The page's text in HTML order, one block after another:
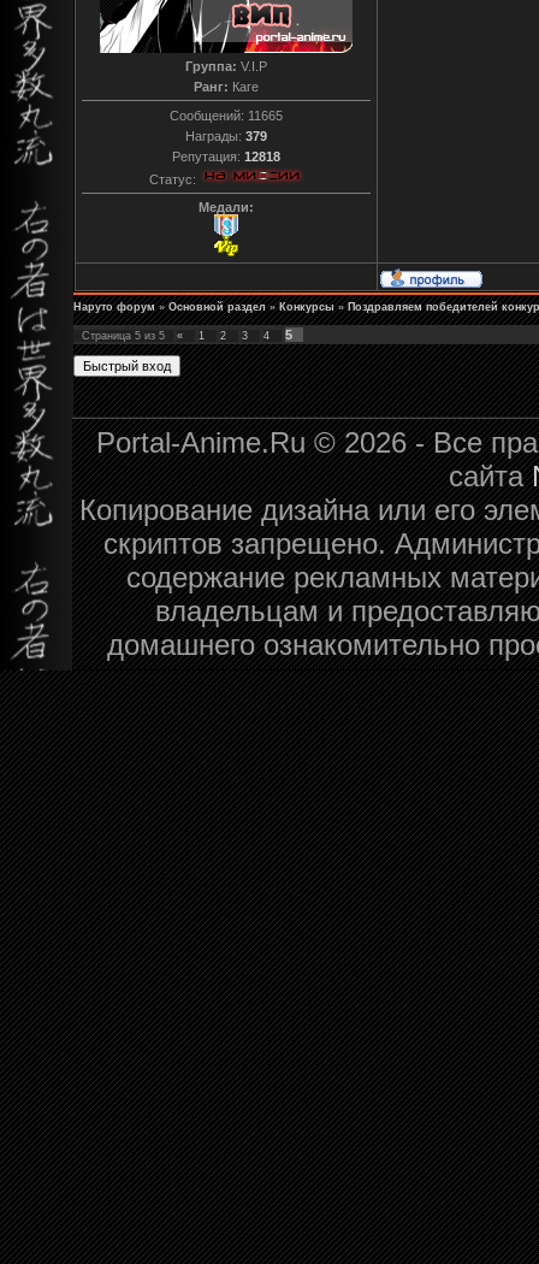
Группа: V.I.P
Ранг: Каге
Сообщений: 11665
Награды: 379
Репутация: 12818
Статус:
Медали:
Наруто форум » Основной раздел » Конкурсы » Поздравляем победителей
Страница 5 из 5 « 1 2 3 4 5
Portal-Anime.Ru © 2026 - Все
сайта
Копирование дизайна или его
скриптов запрещено.
содержание рекламных
владельцам и
домашнего ознакомительно